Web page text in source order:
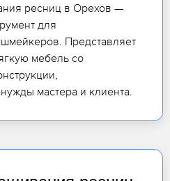
ресниц в Орехов —
для
Представляет
мебель со
мастера и клиента.